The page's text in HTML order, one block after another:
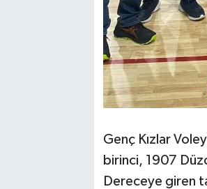
Genç Kızlar
birinci, 1907
Dereceye giren